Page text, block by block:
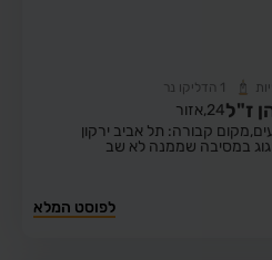
1 הדליקו נר
ז"ל24, אזור
מקום קבורה: תל אביב ירקון
במסיבה שממנה לא שב
לפוסט המלא